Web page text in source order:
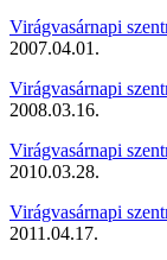
Virágvasárnapi
2007.04.01.
Virágvasárnapi
2008.03.16.
Virágvasárnapi
2010.03.28.
Virágvasárnapi
2011.04.17.